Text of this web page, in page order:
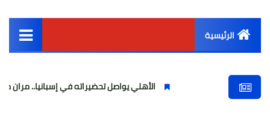
الرئيسية
أخبار مصر
الأهلي يواصل تحضيراته في إسبانيا.. مران صباحي قوي